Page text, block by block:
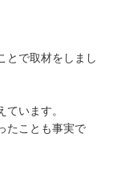
とで取材をしまし
います。
たことも事実で